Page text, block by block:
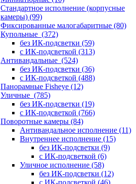
Стандартное исполнение (корпусные
камеры) (99)
Фиксированные малогабаритные (80)
Купольные (372)
без ИК-подсветки (59)
с ИК-подсветкой (313)
Антивандальные (524)
без ИК-подсветки (36)
с ИК-подсветкой (488)
Панорамные Fisheye (12)
Уличные (785)
без ИК-подсветки (19)
с ИК-подсветкой (766)
Поворотные камеры (84)
Антивандальное исполнение (11)
Внутреннее исполнение (15)
без ИК-подсветки (9)
с ИК-подсветкой (6)
Уличное исполнение (58)
без ИК-подсветки (12)
с ИК-подсветкой (46)